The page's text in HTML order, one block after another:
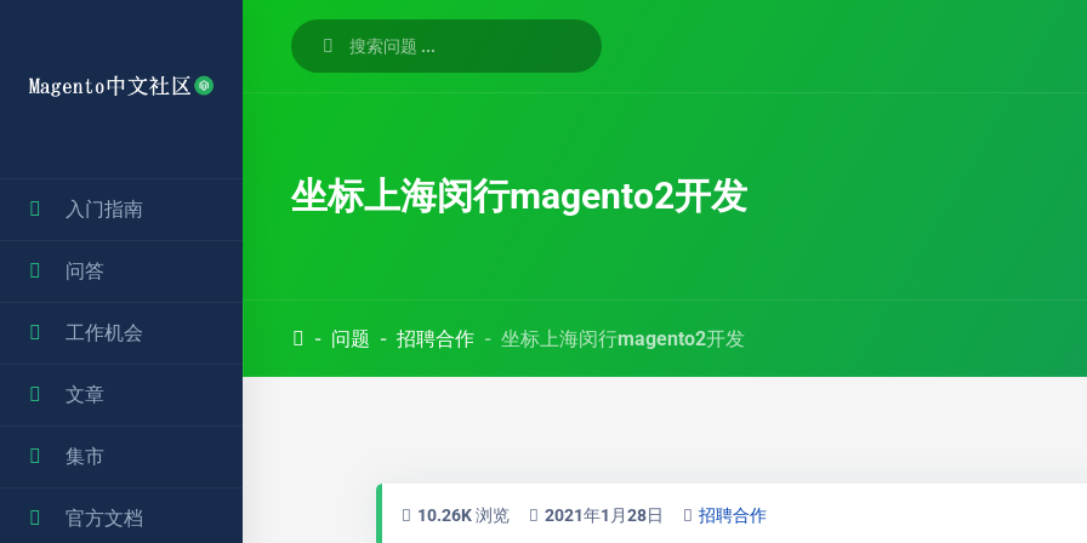
入门指南
问答
工作机会
文章
集市
官方文档
坐标上海闵行magento2开发
问题 招聘合作 坐标上海闵行magento2开发
10.26K 浏览 2021年1月28日 招聘合作